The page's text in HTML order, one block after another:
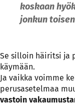
koskaan
jonkun
Se silloin häiritsi ja
käymään.
Ja vaikka voimme
perusasetelmaa
vastoin